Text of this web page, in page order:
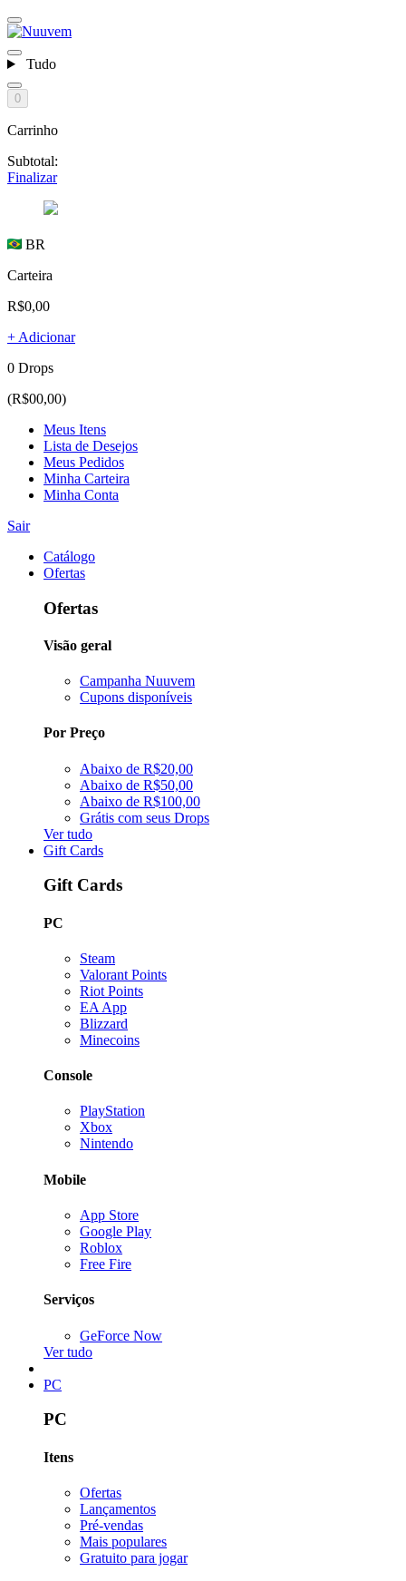
Tudo
0
Carrinho
Subtotal:
Finalizar
BR
Carteira
R$0,00
+ Adicionar
0 Drops
(R$00,00)
Meus Itens
Lista de Desejos
Meus Pedidos
Minha Carteira
Minha Conta
Sair
Catálogo
Ofertas
Ofertas
Visão geral
Campanha Nuuvem
Cupons disponíveis
Por Preço
Abaixo de R$20,00
Abaixo de R$50,00
Abaixo de R$100,00
Grátis com seus Drops
Ver tudo
Gift Cards
Gift Cards
PC
Steam
Valorant Points
Riot Points
EA App
Blizzard
Minecoins
Console
PlayStation
Xbox
Nintendo
Mobile
App Store
Google Play
Roblox
Free Fire
Serviços
GeForce Now
Ver tudo
PC
PC
Itens
Ofertas
Lançamentos
Pré-vendas
Mais populares
Gratuito para jogar